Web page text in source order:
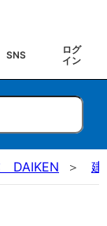
SNS
ログ
イン
DAIKEN 建